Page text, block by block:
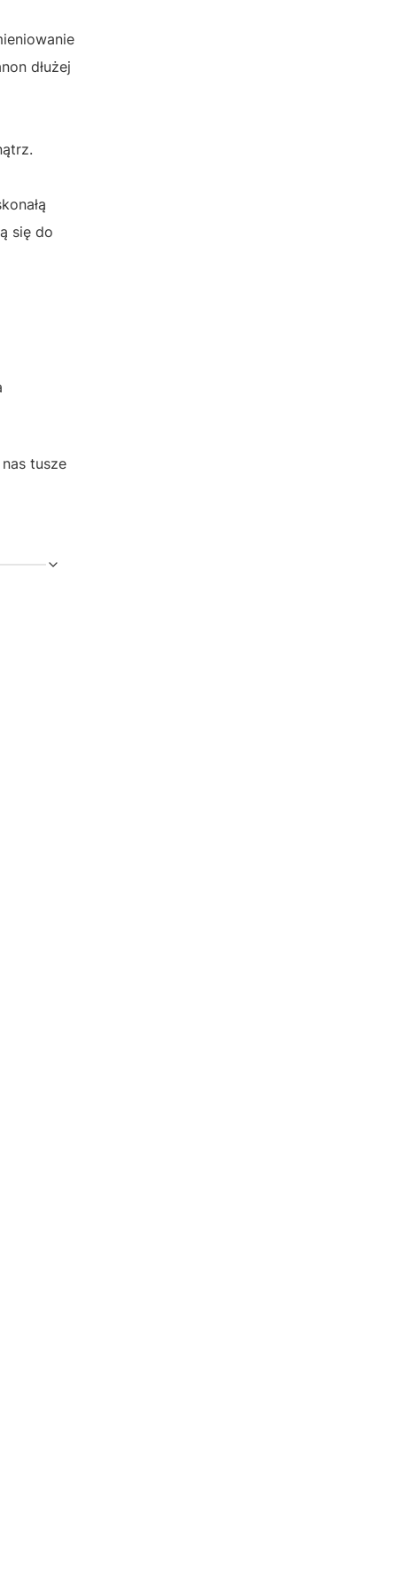
dłużej
się do
tusze